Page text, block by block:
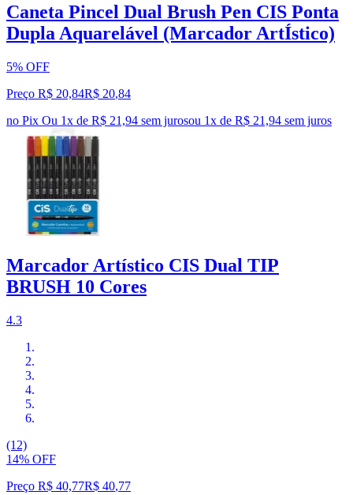
Caneta Pincel Dual Brush Pen CIS Ponta
Dupla Aquarelável (Marcador ArtÍstico)
5% OFF
Preço R$ 20,84R$ 20,84
no Pix Ou 1x de R$ 21,94 sem jurosou 1x de R$ 21,94 sem juros
Marcador Artístico CIS Dual TIP
BRUSH 10 Cores
4.3
(12)
14% OFF
Preço R$ 40,77R$ 40,77